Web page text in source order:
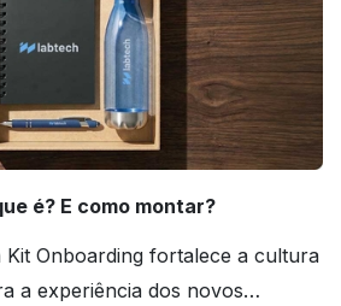
é? E como montar?
Onboarding fortalece a cultura
a experiência dos novos